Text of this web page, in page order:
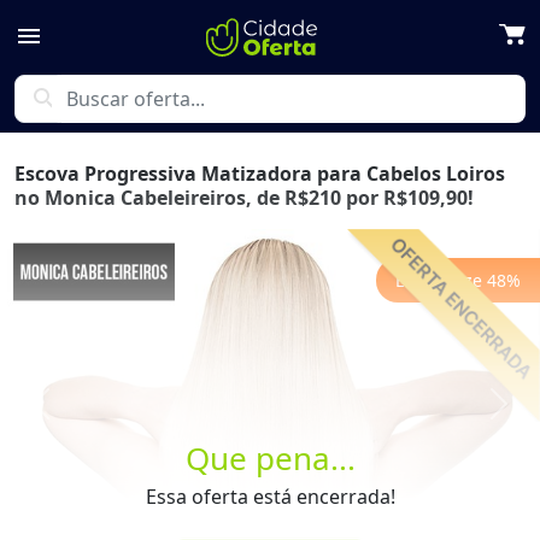
menu
search
Que pena...
Essa oferta está encerrada!
Escova Progressiva Matizadora para Cabelos Loiros
no Monica Cabeleireiros, de R$210 por R$109,90!
Economize 48%
Next